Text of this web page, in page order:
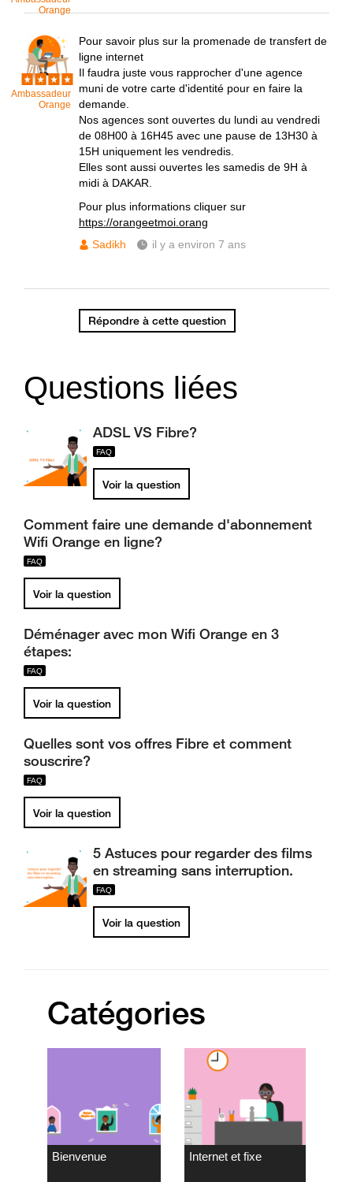
Orange
Ambassadeur
Orange
Pour savoir plus sur la promenade de transfert de
ligne internet
Il faudra juste vous rapprocher d'une agence
muni de votre carte d'identité pour en faire la
demande.
Nos agences sont ouvertes du lundi au vendredi
de 08H00 à 16H45 avec une pause de 13H30 à
15H uniquement les vendredis.
Elles sont aussi ouvertes les samedis de 9H à
midi à DAKAR.
Pour plus informations cliquer sur
https://orangeetmoi.orang
Sadikh
il y a environ 7 ans
Répondre à cette question
Questions liées
ADSL VS Fibre?
Voir la question
Comment faire une demande d'abonnement
Wifi Orange en ligne?
Voir la question
Déménager avec mon Wifi Orange en 3
étapes:
Voir la question
Quelles sont vos offres Fibre et comment
souscrire?
Voir la question
5 Astuces pour regarder des films
en streaming sans interruption.
Voir la question
Catégories
Bienvenue Internet et fixe